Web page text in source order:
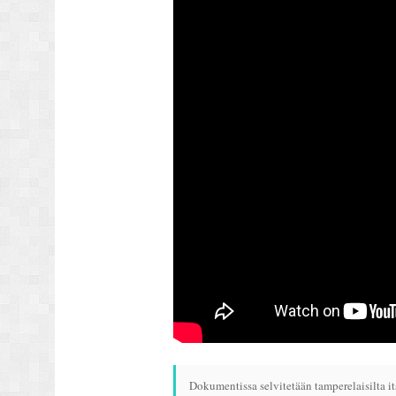
Dokumentissa selvitetään tamperelaisilta